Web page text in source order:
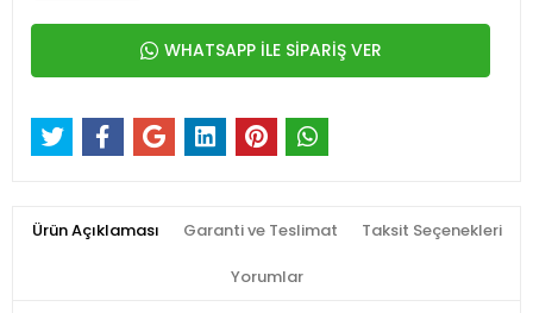
WHATSAPP İLE SİPARİŞ VER
Ürün Açıklaması Garanti ve Teslimat Taksit Seçenekleri
Yorumlar